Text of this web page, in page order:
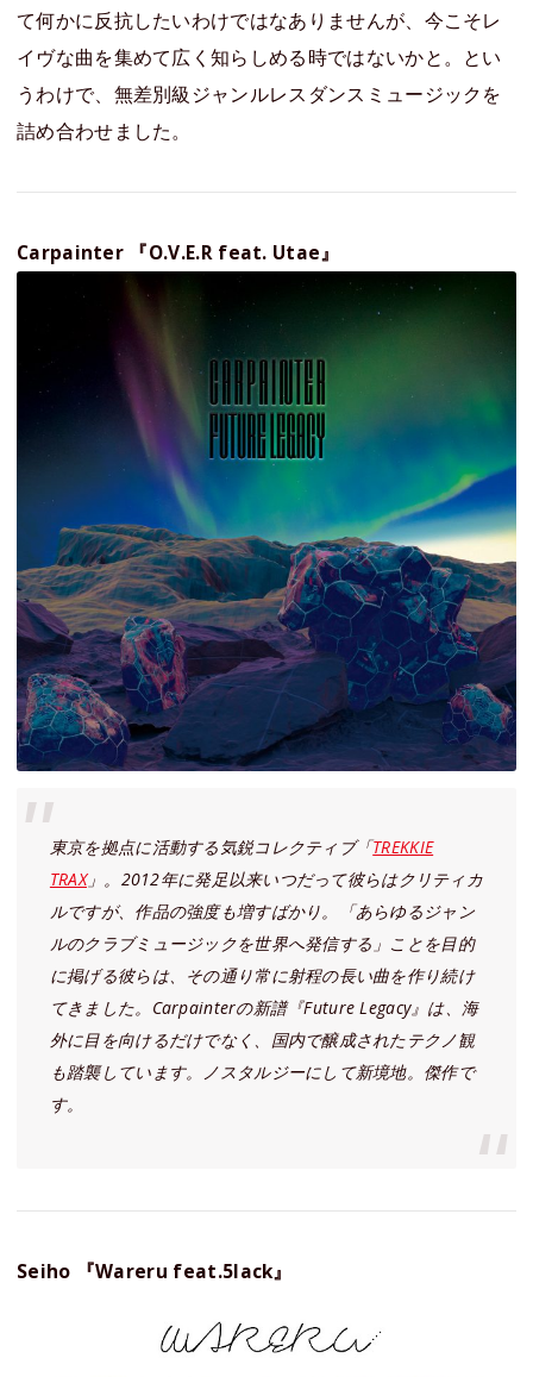
て何かに反抗したいわけではなありませんが、今こそレ
イヴな曲を集めて広く知らしめる時ではないかと。とい
うわけで、無差別級ジャンルレスダンスミュージックを
詰め合わせました。
Carpainter 『O.V.E.R feat. Utae』
東京を拠点に活動する気鋭コレクティブ「TREKKIE
TRAX」。2012年に発足以来いつだって彼らはクリティカ
ルですが、作品の強度も増すばかり。「あらゆるジャン
ルのクラブミュージックを世界へ発信する」ことを目的
に掲げる彼らは、その通り常に射程の長い曲を作り続け
てきました。Carpainterの新譜『Future Legacy』は、海
外に目を向けるだけでなく、国内で醸成されたテクノ観
も踏襲しています。ノスタルジーにして新境地。傑作で
す。
Seiho 『Wareru feat.5lack』